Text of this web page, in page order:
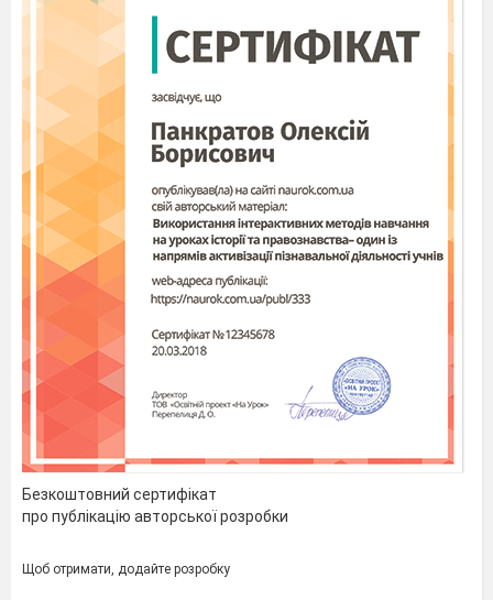
природи, вирішення екологічних проблем на
найнижчому з можливих рівнів,
моніторинг,
попередження негативних наслідків
господарської діяльності для довкілля.
Ми віримо у спільну відповідальність за
сталий розвиток нашого суспільства. Парки,
лісові насадження є символами виживання
людства, неперервності та єдності;і наше
об’єднання прагне, щоб ці цінності були
передані наступним поколінням.
І. ВИРОЩУВАННЯ САДЖАНЦІВ
ДЕРЕВНИХ ПОРІД
1.1. Вирощування саджанців для
Безкоштовний сертифікат
про публікацію авторської розробки
Щоб отримати, додайте розробку